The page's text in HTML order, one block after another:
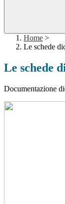
Home >
Le schede
Le schede
Documentazione